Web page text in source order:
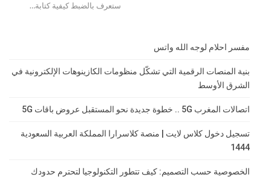
ستعرف بالضبط كيفية كتابة…
مفسر احلام لوجه الله واتس
بنية المنصات الرقمية التي تشكّل منظومات الكازينوهات الإلكترونية في
الشرق الأوسط
اتصالات المغرب 5G .. خطوة جديدة نحو المستقبل عروض باقات 5G
تسجيل دخول كلاس لايت | منصة كلاسرارا المملكة العربية السعودية
1444
الخصوصية حسب التصميم: كيف تتطور التكنولوجيا لتحترم حدودك